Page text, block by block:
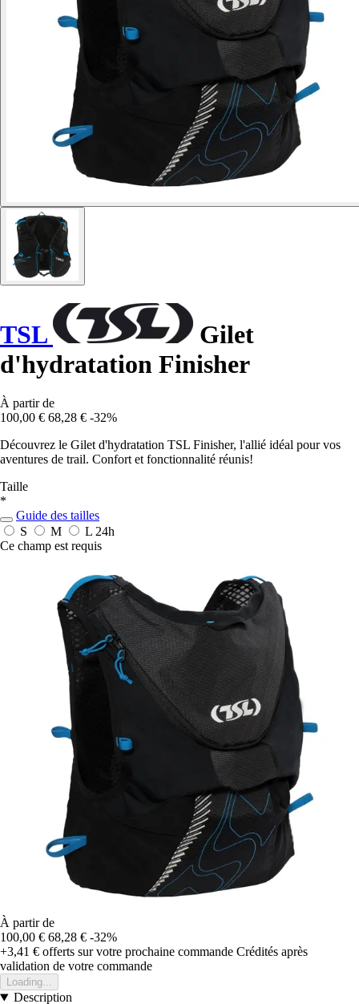
TSL
Gilet
d'hydratation Finisher
À partir de
100,00 € 68,28 € -32%
Découvrez le Gilet d'hydratation TSL Finisher, l'allié idéal pour vos
aventures de trail. Confort et fonctionnalité réunis!
Taille
*
Guide des tailles
S
M L 24h
Ce champ est requis
À partir de
100,00 € 68,28 € -32%
+3,41 € offerts sur votre prochaine commande Crédités après
validation de votre commande
Loading...
Description